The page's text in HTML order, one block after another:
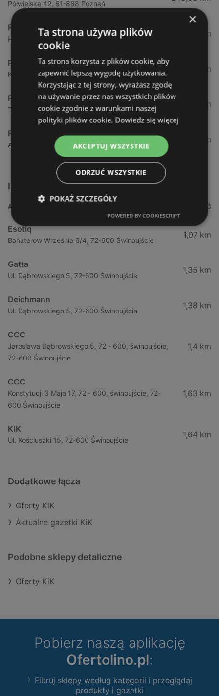
Półwiejska 42, 61-888 Poznań
Peek & Cloppenburg
Pieszewska 1, 61-136 Poznań
245,47 km
Peek & Cloppenburg
Kazimierza Górskiego 2, 81-304 Gdynia
285,59 km
Peek & Cloppenburg
Targ Sienny 7, 80-806 Gdańsk
287,49 km
Peek & Cloppenburg
Al. Grunwaldzka 141, 80-236 Gdańsk
287,94 km
Inne sklepy Odzież i obuwie w pobliżu
ADRES ODLEGŁOŚĆ
Esotiq
Bohaterow Września 6/4, 72-600 Świnoujście
1,07 km
Gatta
Ul. Dąbrowskiego 5, 72-600 Świnoujście
1,35 km
Deichmann
Ul. Dąbrowskiego 5, 72-600 Świnoujście
1,38 km
CCC
Jarosława Dąbrowskiego 5, 72 - 600, świnoujście,
72-600 Świnoujście
1,4 km
CCC
Konstytucji 3 Maja 17, 72 - 600, świnoujście, 72-
600 Świnoujście
1,63 km
KiK
Ul. Kościuszki 15, 72-600 Świnoujście
1,64 km
Dodatkowe łącza
Oferty KiK
Aktualne gazetki KiK
Podobne sklepy detaliczne
Oferty KiK
Pobierz naszą aplikację
Ofertolino.pl:
Filtruj sklepy według kategorii i przeglądaj
produkty i gazetki
×
Ta strona używa plików
cookie
Ta strona korzysta z plików cookie, aby
zapewnić lepszą wygodę użytkowania.
Korzystając z tej strony, wyrażasz zgodę
na używanie przez nas wszystkich plików
cookie zgodnie z warunkami naszej
polityki plików cookie. Dowiedz się więcej
AKCEPTUJ WSZYSTKIE
ODRZUĆ WSZYSTKIE
POKAŻ SZCZEGÓŁY
POWERED BY COOKIESCRIPT